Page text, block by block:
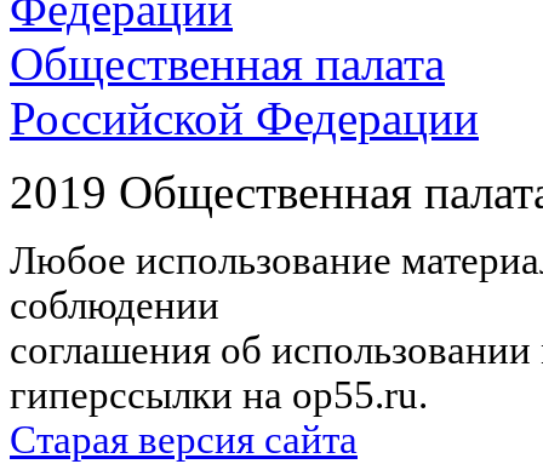
Общественная палата
Российской Федерации
2019 Общественная
Любое использование
соблюдении
соглашения об
гиперссылки на op55.ru.
Старая версия сайта